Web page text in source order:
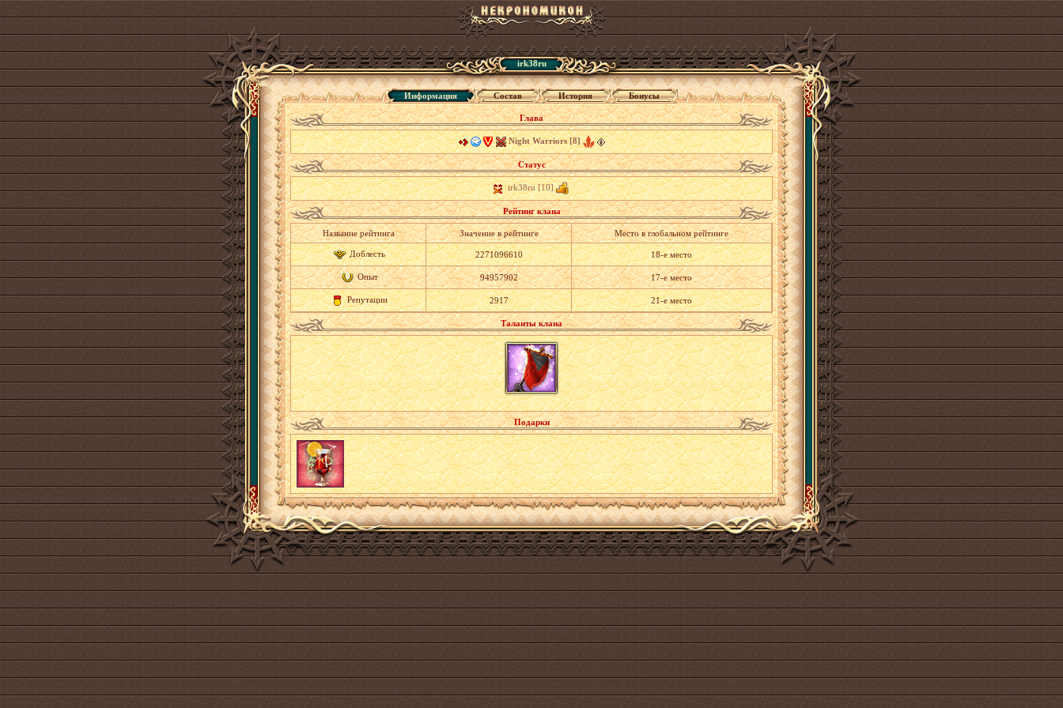
irk38ru
Информация Состав История Бонусы
Глава
Night Warriors [8]
Статус
irk38ru [10]
Рейтинг клана
Название рейтинга Значение в рейтинге Место в глобальном рейтинге
Доблесть 2271096610 18-е место
Опыт 94957902 17-е место
Репутации 2917 21-е место
Таланты клана
Подарки